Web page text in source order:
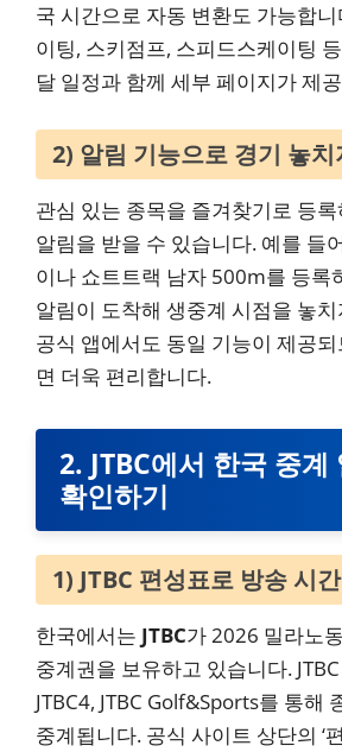
국 시간으로 자동 변환도 가능합
이팅, 스키점프, 스피드스케이팅
달 일정과 함께 세부 페이지가 제
2) 알림 기능으로 경기 놓치
관심 있는 종목을 즐겨찾기로 등
알림을 받을 수 있습니다. 예를 들
이나 쇼트트랙 남자 500m를 등록
알림이 도착해 생중계 시점을 놓
공식 앱에서도 동일 기능이 제공
면 더욱 편리합니다.
2. JTBC에서 한국 중계
확인하기
1) JTBC 편성표로 방송 시
한국에서는 JTBC가 2026 밀라노
중계권을 보유하고 있습니다.
JTBC4, JTBC Golf&Sports를 통해
중계됩니다. 공식 사이트 상단의 ‘